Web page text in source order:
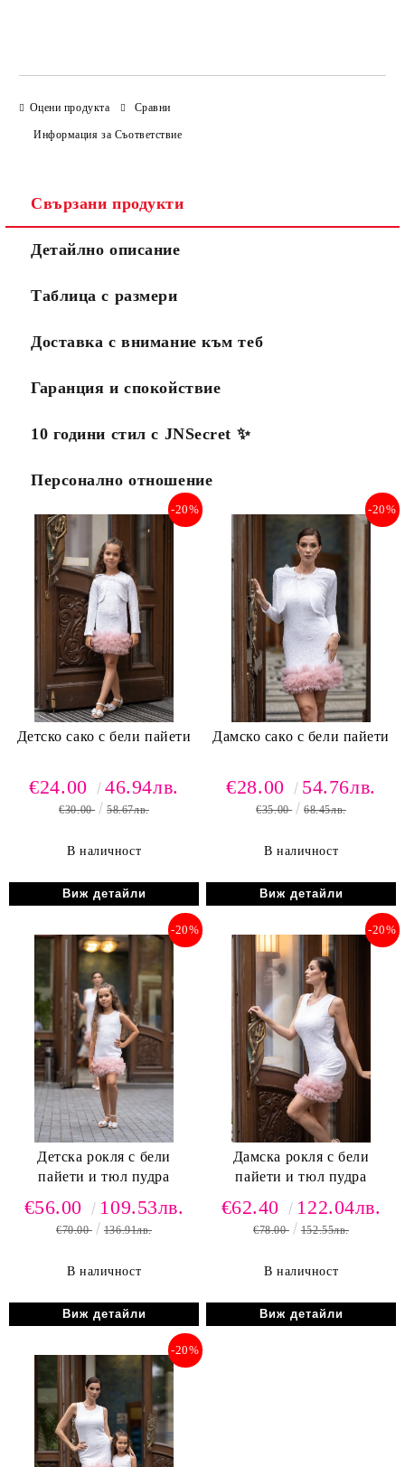
Оцени продукта Сравни
Информация за Съответствие
Свързани продукти
Детайлно описание
Таблица с размери
Доставка с внимание към теб
Гаранция и спокойствие
10 години стил с JNSecret ✨️
Персонално отношение
Детско сако с бели пайети
-20%
€24.00 46.94лв.
€30.00 58.67лв.
В наличност
Виж детайли
Дамско сако с бели пайети
-20%
€28.00 54.76лв.
€35.00 68.45лв.
В наличност
Виж детайли
Детска рокля с бели
пайети и тюл пудра
-20%
€56.00 109.53лв.
€70.00 136.91лв.
В наличност
Виж детайли
Дамска рокля с бели
пайети и тюл пудра
-20%
€62.40 122.04лв.
€78.00 152.55лв.
В наличност
Виж детайли
-20%